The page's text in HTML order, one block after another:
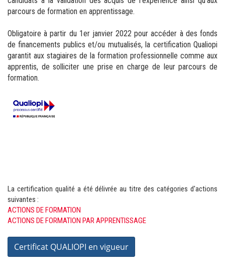
parcours de formation en apprentissage.
Obligatoire à partir du 1er janvier 2022 pour accéder à des fonds
de financements publics et/ou mutualisés, la certification Qualiopi
garantit aux stagiaires de la formation professionnelle comme aux
apprentis, de solliciter une prise en charge de leur parcours de
formation.
La certification qualité a été délivrée au titre des catégories d'actions
suivantes :
ACTIONS DE FORMATION
ACTIONS DE FORMATION PAR APPRENTISSAGE
Certificat QUALIOPI en vigueur